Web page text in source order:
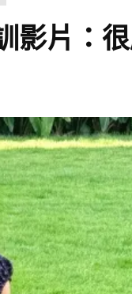
影片：